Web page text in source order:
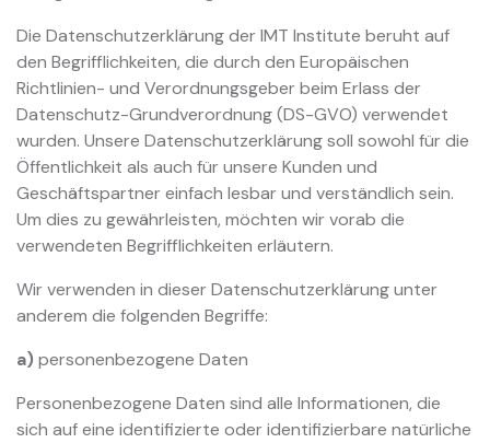
Die Datenschutzerklärung der IMT Institute beruht auf
den Begrifflichkeiten, die durch den Europäischen
Richtlinien- und Verordnungsgeber beim Erlass der
Datenschutz-Grundverordnung (DS-GVO) verwendet
wurden. Unsere Datenschutzerklärung soll sowohl für die
Öffentlichkeit als auch für unsere Kunden und
Geschäftspartner einfach lesbar und verständlich sein.
Um dies zu gewährleisten, möchten wir vorab die
verwendeten Begrifflichkeiten erläutern.
Wir verwenden in dieser Datenschutzerklärung unter
anderem die folgenden Begriffe:
a)personenbezogene Daten
Personenbezogene Daten sind alle Informationen, die
sich auf eine identifizierte oder identifizierbare natürliche